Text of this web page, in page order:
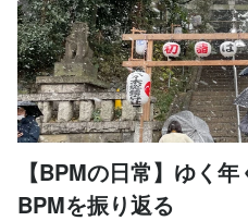
【BPMの日常】ゆく
BPMを振り返る